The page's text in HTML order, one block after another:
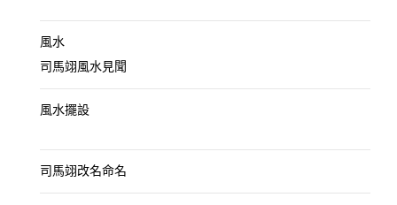
風水
司馬翊風水見聞
風水擺設
司馬翊改名命名